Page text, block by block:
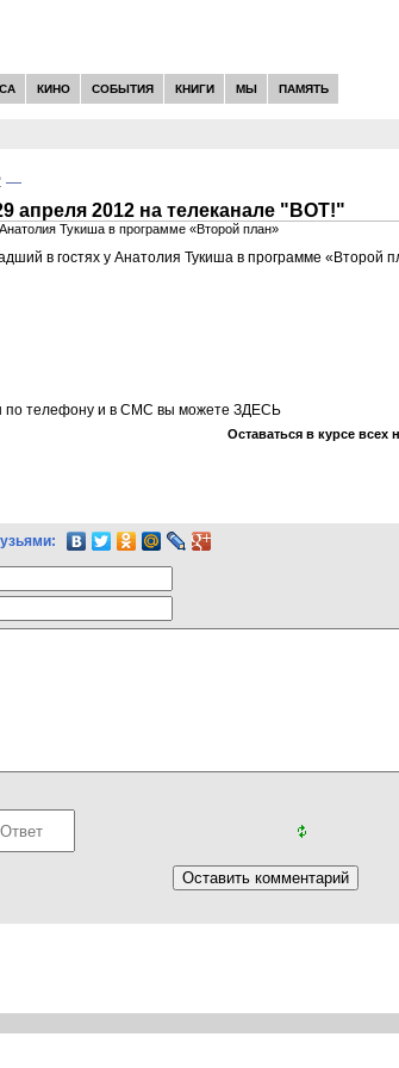
КИНО СОБЫТИЯ КНИГИ МЫ ПАМЯТЬ
—
апреля 2012 на телеканале "ВОТ!"
Тукиша в программе «Второй план»
в гостях у Анатолия Тукиша в программе «Второй
по телефону и в СМС вы можете ЗДЕСЬ
Оставаться в курсе всех